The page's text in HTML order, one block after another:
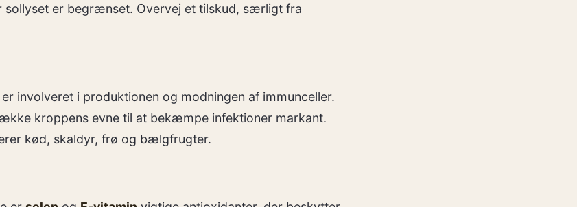
sollyset er begrænset. Overvej et tilskud, særligt fra
involveret i produktionen og modningen af immunceller.
kroppens evne til at bekæmpe infektioner markant.
kød, skaldyr, frø og bælgfrugter.